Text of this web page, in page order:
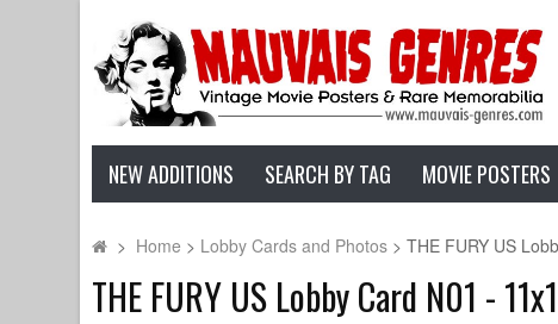
NEW ADDITIONS SEARCH BY TAG MOVIE POSTERS
> Home > Lobby Cards and Photos > THE FURY US
THE FURY US Lobby Card N01 -